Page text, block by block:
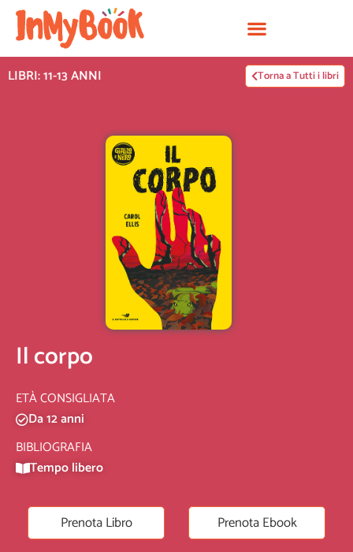
Vai
contenuto
LIBRI: 11-13 ANNI Torna a Tutti i libri
Il corpo
ETÀ CONSIGLIATA
Da 12 anni
BIBLIOGRAFIA
Tempo libero
Prenota Libro Prenota Ebook